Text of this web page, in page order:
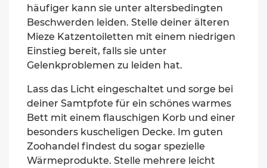
häufiger kann sie unter altersbedingten
Beschwerden leiden. Stelle deiner älteren
Mieze Katzentoiletten mit einem niedrigen
Einstieg bereit, falls sie unter
Gelenkproblemen zu leiden hat.
Lass das Licht eingeschaltet und sorge bei
deiner Samtpfote für ein schönes warmes
Bett mit einem flauschigen Korb und einer
besonders kuscheligen Decke. Im guten
Zoohandel findest du sogar spezielle
Wärmeprodukte. Stelle mehrere leicht